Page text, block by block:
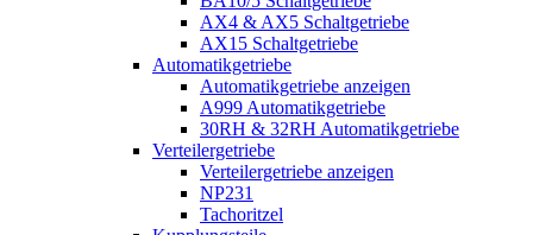
AX4 & AX5 Schaltgetriebe
AX15 Schaltgetriebe
Automatikgetriebe
Automatikgetriebe anzeigen
A999 Automatikgetriebe
30RH & 32RH Automatikgetriebe
Verteilergetriebe
Verteilergetriebe anzeigen
NP231
Tachoritzel